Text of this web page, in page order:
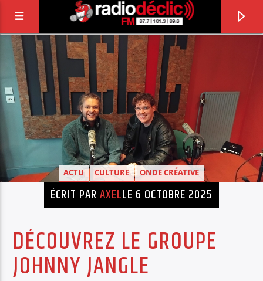
RADIO DÉCLIC
VOTRE RADIO ASSOCIATIVE EN TERRES DE
LORRAINE
PISTE ACTUELLE
ACTU CULTURE ONDE CRÉATIVE
ÉCRIT PARAXELLE 6 OCTOBRE 2025
DÉCOUVREZ LE GROUPE
JOHNNY JANGLE